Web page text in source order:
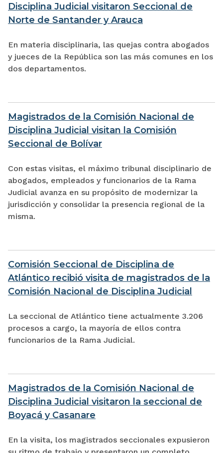
Disciplina Judicial visitaron Seccional de
Norte de Santander y Arauca
En materia disciplinaria, las quejas contra abogados
y jueces de la República son las más comunes en los
dos departamentos.
Magistrados de la Comisión Nacional de
Disciplina Judicial visitan la Comisión
Seccional de Bolívar
Con estas visitas, el máximo tribunal disciplinario de
abogados, empleados y funcionarios de la Rama
Judicial avanza en su propósito de modernizar la
jurisdicción y consolidar la presencia regional de la
misma.
Comisión Seccional de Disciplina de
Atlántico recibió visita de magistrados de la
Comisión Nacional de Disciplina Judicial
La seccional de Atlántico tiene actualmente 3.206
procesos a cargo, la mayoría de ellos contra
funcionarios de la Rama Judicial.
Magistrados de la Comisión Nacional de
Disciplina Judicial visitaron la seccional de
Boyacá y Casanare
En la visita, los magistrados seccionales expusieron